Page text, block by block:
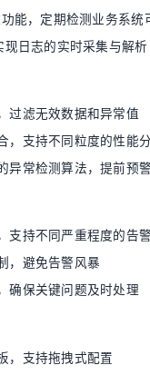
能，定期检测业务系统
现日志的实时采集与解析
过滤无效数据和异常值
，支持不同粒度的性能
异常检测算法，提前预
支持不同严重程度的告
，避免告警风暴
确保关键问题及时处理
，支持拖拽式配置